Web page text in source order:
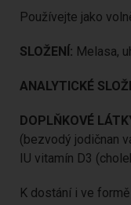
Používejte jako
SLOŽENÍ: Melasa,
ANALYTICKÉ
DOPLŇKOVÉ
(bezvodý jodičnan
IU vitamín D3
K dostání i ve